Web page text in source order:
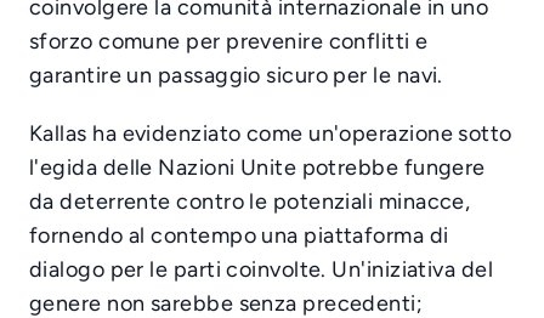
coinvolgere la comunità internazionale in uno
sforzo comune per prevenire conflitti e
garantire un passaggio sicuro per le navi.
Kallas ha evidenziato come un'operazione sotto
l'egida delle Nazioni Unite potrebbe fungere
da deterrente contro le potenziali minacce,
fornendo al contempo una piattaforma di
dialogo per le parti coinvolte. Un'iniziativa del
genere non sarebbe senza precedenti;